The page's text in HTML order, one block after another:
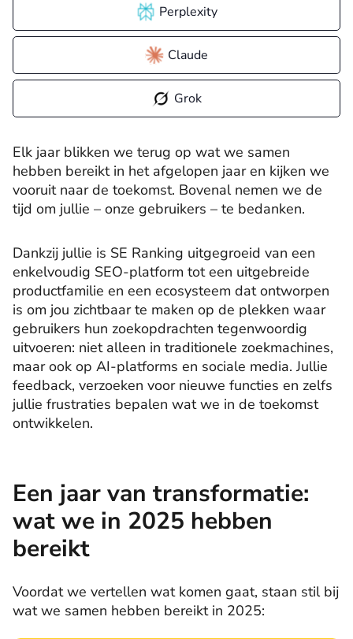
Perplexity
Claude
Grok
Elk jaar blikken we terug op wat we samen
hebben bereikt in het afgelopen jaar en kijken we
vooruit naar de toekomst. Bovenal nemen we de
tijd om jullie – onze gebruikers – te bedanken.
Dankzij jullie is SE Ranking uitgegroeid van een
enkelvoudig SEO-platform tot een uitgebreide
productfamilie en een ecosysteem dat ontworpen
is om jou zichtbaar te maken op de plekken waar
gebruikers hun zoekopdrachten tegenwoordig
uitvoeren: niet alleen in traditionele zoekmachines,
maar ook op AI-platforms en sociale media. Jullie
feedback, verzoeken voor nieuwe functies en zelfs
jullie frustraties bepalen wat we in de toekomst
ontwikkelen.
Een jaar van transformatie:
wat we in 2025 hebben
bereikt
Voordat we vertellen wat komen gaat, staan stil ​​bij
wat we samen hebben bereikt in 2025: